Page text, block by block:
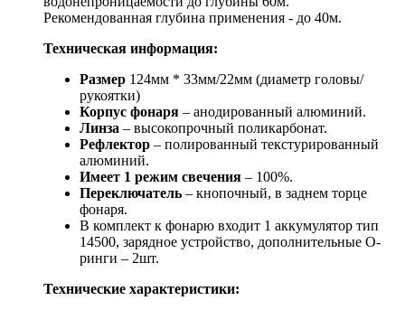
Рекомендованная глубина применения - до 40м.
Техническая информация:
Размер 124мм * 33мм/22мм (диаметр головы/
рукоятки)
Корпус фонаря – анодированный алюминий.
Линза – высокопрочный поликарбонат.
Рефлектор – полированный текстурированный
алюминий.
Имеет 1 режим свечения – 100%.
Переключатель – кнопочный, в заднем торце
фонаря.
В комплект к фонарю входит 1 аккумулятор тип
14500, зарядное устройство, дополнительные О-
ринги – 2шт.
Технические характеристики: